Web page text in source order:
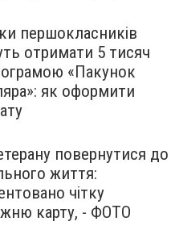
першокласників
отримати 5 тисяч
«Пакунок
як оформити
повернутися до
життя:
чітку
карту, - ФОТО